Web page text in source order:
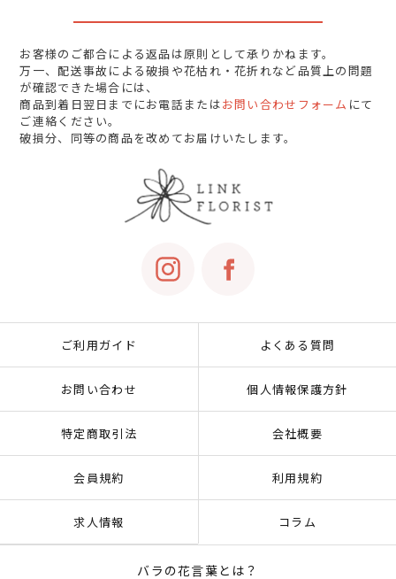
お客様のご都合による返品は原則として承りかねます。
万一、配送事故による破損や花枯れ・花折れなど品質上の問題
が確認できた場合には、
商品到着日翌日までにお電話またはお問い合わせフォーム にて
ご連絡ください。
破損分、同等の商品を改めてお届けいたします。
ご利用ガイド よくある質問
お問い合わせ 個人情報保護方針
特定商取引法 会社概要
会員規約 利用規約
求人情報 コラム
バラの花言葉とは？